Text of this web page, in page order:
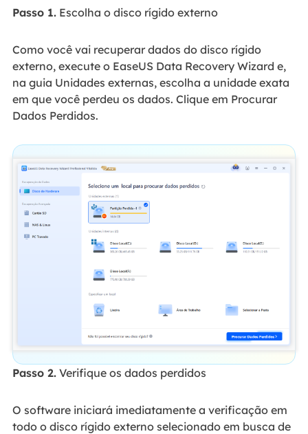
Passo 1.Escolha o disco rígido externo
Como você vai recuperar dados do disco rígido
externo, execute o EaseUS Data Recovery Wizard e,
na guia Unidades externas, escolha a unidade exata
em que você perdeu os dados. Clique em Procurar
Dados Perdidos.
Passo 2.Verifique os dados perdidos
O software iniciará imediatamente a verificação em
todo o disco rígido externo selecionado em busca de